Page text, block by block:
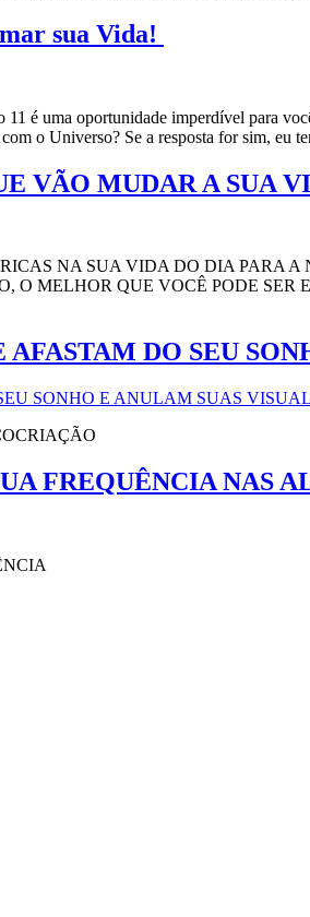
sua Vida!
é uma oportunidade imperdível para
o Universo? Se a resposta for sim, eu
VÃO MUDAR A SUA
NA SUA VIDA DO DIA
O MELHOR QUE VOCÊ PODE SER
DO SEU
FREQUÊNCIA NAS